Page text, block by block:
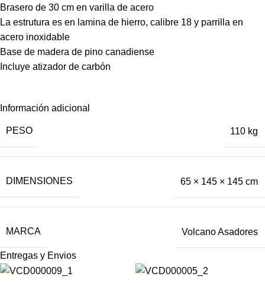
Brasero de 30 cm en varilla de acero
La estrutura es en lamina de hierro, calibre 18 y parrilla en
acero inoxidable
Base de madera de pino canadiense
Incluye atizador de carbón
Información adicional
PESO 110 kg
DIMENSIONES 65 × 145 × 145 cm
MARCA Volcano Asadores
Entregas y Envios